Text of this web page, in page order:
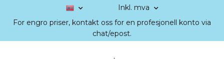
Inkl. mva
For engro priser, kontakt oss for en profesjonell konto via
chat/epost.